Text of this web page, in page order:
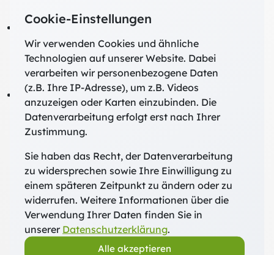
sowie Dokumentationspflichten eingehalten werden.
haben Referierende sowie das Personal der
Bildungshäuser Klarheit über die Haltung der FWB zur
Prävention von Machtmissbrauch in seinen
unterschiedlichen Ausformungen, ganz besonders zu
sexueller Gewalt und spirituellem Missbrauch
gewinnen alle Stakeholder in ihrem Tun mehr Klarheit,
Verbindlichkeit, Orientierung und damit letztlich
Handlungssicherheit. So können sie in ihrer jeweiligen
Rolle und Funktion verantwortungsvoll agieren und
Dieses Institutionelle Schutzkonzept wurde
zusammen mit den Kolleg*innen des TPI erarbeitet.
Download
Cookie-Einstellungen
Wir verwenden Cookies und ähnliche
Technologien auf unserer Website. Dabei
verarbeiten wir personenbezogene Daten
(z.B. Ihre IP-Adresse), um z.B. Videos
anzuzeigen oder Karten einzubinden. Die
Datenverarbeitung erfolgt erst nach Ihrer
Zustimmung.
Sie haben das Recht, der Datenverarbeitung
zu widersprechen sowie Ihre Einwilligung zu
einem späteren Zeitpunkt zu ändern oder zu
widerrufen. Weitere Informationen über die
Verwendung Ihrer Daten finden Sie in
unserer Datenschutzerklärung.
Alle akzeptieren